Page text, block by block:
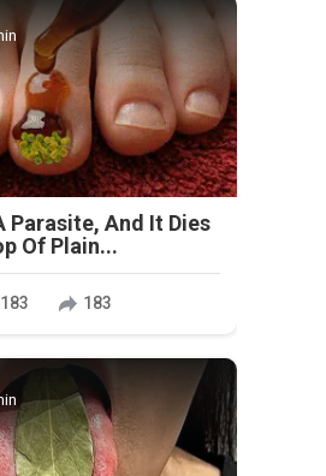
Parasite, And It Dies
Of Plain...
183 183